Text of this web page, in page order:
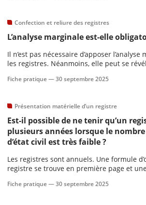
Confection et reliure des registres
L’analyse marginale est-elle
Il n’est pas nécessaire d’apposer
les registres. Néanmoins, elle peut se
Fiche pratique —30 septembre 2025
Présentation matérielle d’un registre
Est-il possible de ne tenir qu’un
plusieurs années lorsque le nombre
d’état civil est très faible ?
Les registres sont annuels. Une formule
registre se trouve en première page et
annuelle et avant le dépôt du second
Fiche pratique —30 septembre 2025